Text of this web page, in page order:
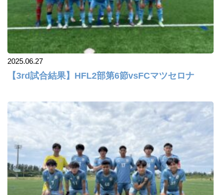
2025.06.27
【3rd試合結果】HFL2部第6節vsFCマツセロナ